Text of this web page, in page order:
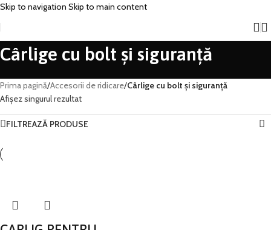
Skip to navigation Skip to main content
Cârlige cu bolt și siguranță
Prima pagină/Accesorii de ridicare/Cârlige cu bolt și siguranță
Afișez singurul rezultat
FILTREAZĂ PRODUSE